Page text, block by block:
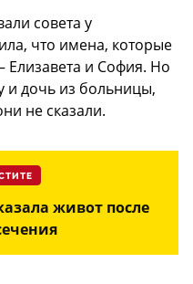
совета у
что имена, которые
и София. Но
и дочь из больницы,
не сказали.
живот после